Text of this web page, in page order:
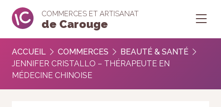
COMMERCES ET ARTISANAT
de Carouge
ACCUEIL COMMERCES
BEAUTÉ & SANTÉ
JENNIFER CRISTALLO – THÉRAPEUTE EN
MÉDECINE CHINOISE